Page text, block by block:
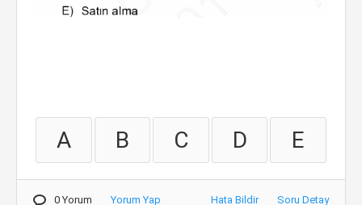
A B C D E
0 Yorum Yorum Yap Hata Bildir Soru Detay